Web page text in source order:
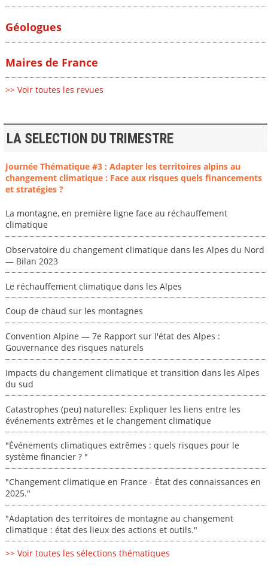
Géologues
Maires de France
>> Voir toutes les revues
LA SELECTION DU TRIMESTRE
Journée Thématique #3 : Adapter les territoires alpins au
changement climatique : Face aux risques quels financements
et stratégies ?
La montagne, en première ligne face au réchauffement
climatique
Observatoire du changement climatique dans les Alpes du Nord
— Bilan 2023
Le réchauffement climatique dans les Alpes
Coup de chaud sur les montagnes
Convention Alpine — 7e Rapport sur l'état des Alpes :
Gouvernance des risques naturels
Impacts du changement climatique et transition dans les Alpes
du sud
Catastrophes (peu) naturelles: Expliquer les liens entre les
événements extrêmes et le changement climatique
"Événements climatiques extrêmes : quels risques pour le
système financier ? "
"Changement climatique en France - État des connaissances en
2025."
"Adaptation des territoires de montagne au changement
climatique : état des lieux des actions et outils."
>> Voir toutes les sélections thématiques